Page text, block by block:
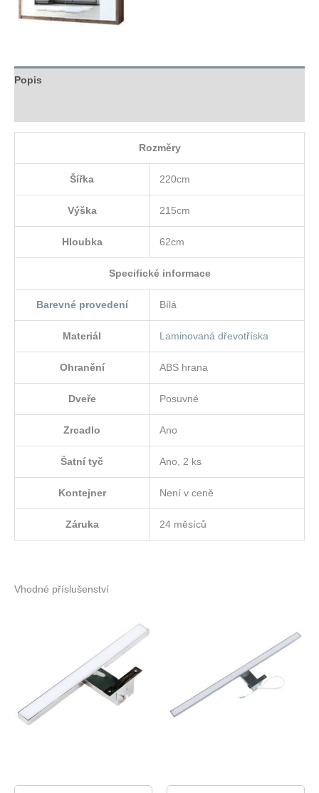
Popis
Rozměry
Šířka 220cm
Výška 215cm
Hloubka 62cm
Specifické informace
Barevné provedení Bílá
Materiál Laminovaná dřevotříska
Ohranění ABS hrana
Dveře Posuvné
Zrcadlo Ano
Šatní tyč Ano, 2 ks
Kontejner Není v ceně
Záruka 24 měsíců
Vhodné příslušenství